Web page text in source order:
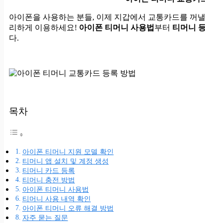
아이폰을 사용하는 분들, 이제 지갑에서 교통카드를 꺼
리하게 이용하세요! 아이폰 티머니 사용법 부터 티머니
다.
목차
아이폰 티머니 지원 모델 확인
티머니 앱 설치 및 계정 생성
티머니 카드 등록
티머니 충전 방법
아이폰 티머니 사용법
티머니 사용 내역 확인
아이폰 티머니 오류 해결 방법
자주 묻는 질문